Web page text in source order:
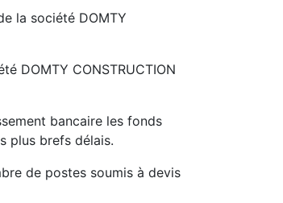
la société DOMTY
DOMTY CONSTRUCTION
bancaire les fonds
plus brefs délais.
de postes soumis à devis